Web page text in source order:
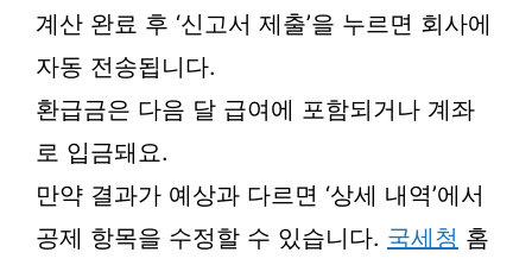
계산 완료 후 ‘신고서 제출’을 누르면 회사에
자동 전송됩니다.
환급금은 다음 달 급여에 포함되거나 계좌
로 입금돼요.
만약 결과가 예상과 다르면 ‘상세 내역’에서
공제 항목을 수정할 수 있습니다. 국세청 홈